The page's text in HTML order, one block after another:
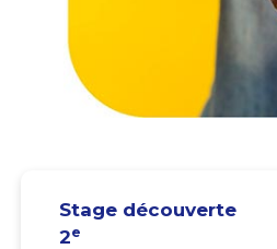
Stage découverte
2e